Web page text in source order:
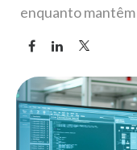
enquanto mantêm